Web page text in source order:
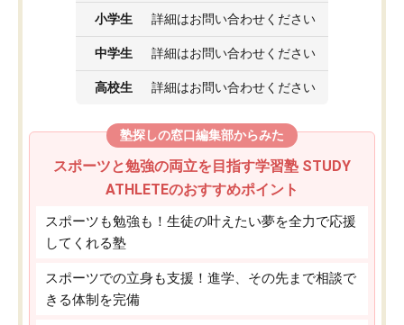
小学生 詳細はお問い合わせください
中学生 詳細はお問い合わせください
高校生 詳細はお問い合わせください
塾探しの窓口編集部からみた
スポーツと勉強の両立を目指す学習塾 STUDY
ATHLETEのおすすめポイント
スポーツも勉強も！生徒の叶えたい夢を全力で応援
してくれる塾
スポーツでの立身も支援！進学、その先まで相談で
きる体制を完備